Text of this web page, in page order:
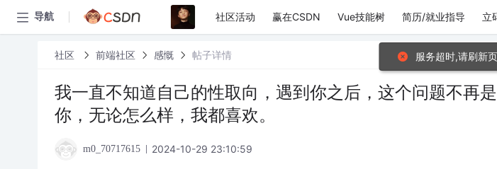
导航 社区活动 赢在CSDN Vue技能树 简历/就业指导 立
社区 前端社区 感慨 帖子详情
我一直不知道自己的性取向，遇到你之后，这个问题不再
你，无论怎么样，我都喜欢。
m0_70717615 2024-10-29 23:10:59
服务超时,请刷新